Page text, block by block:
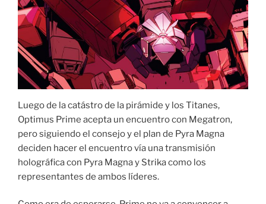
Luego de la catástro de la pirámide y los Titanes,
Optimus Prime acepta un encuentro con Megatron,
pero siguiendo el consejo y el plan de Pyra Magna
deciden hacer el encuentro vía una transmisión
holográfica con Pyra Magna y Strika como los
representantes de ambos líderes.